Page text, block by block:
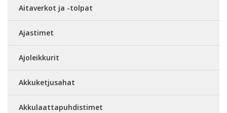
Aitaverkot ja -tolpat
Ajastimet
Ajoleikkurit
Akkuketjusahat
Akkulaattapuhdistimet